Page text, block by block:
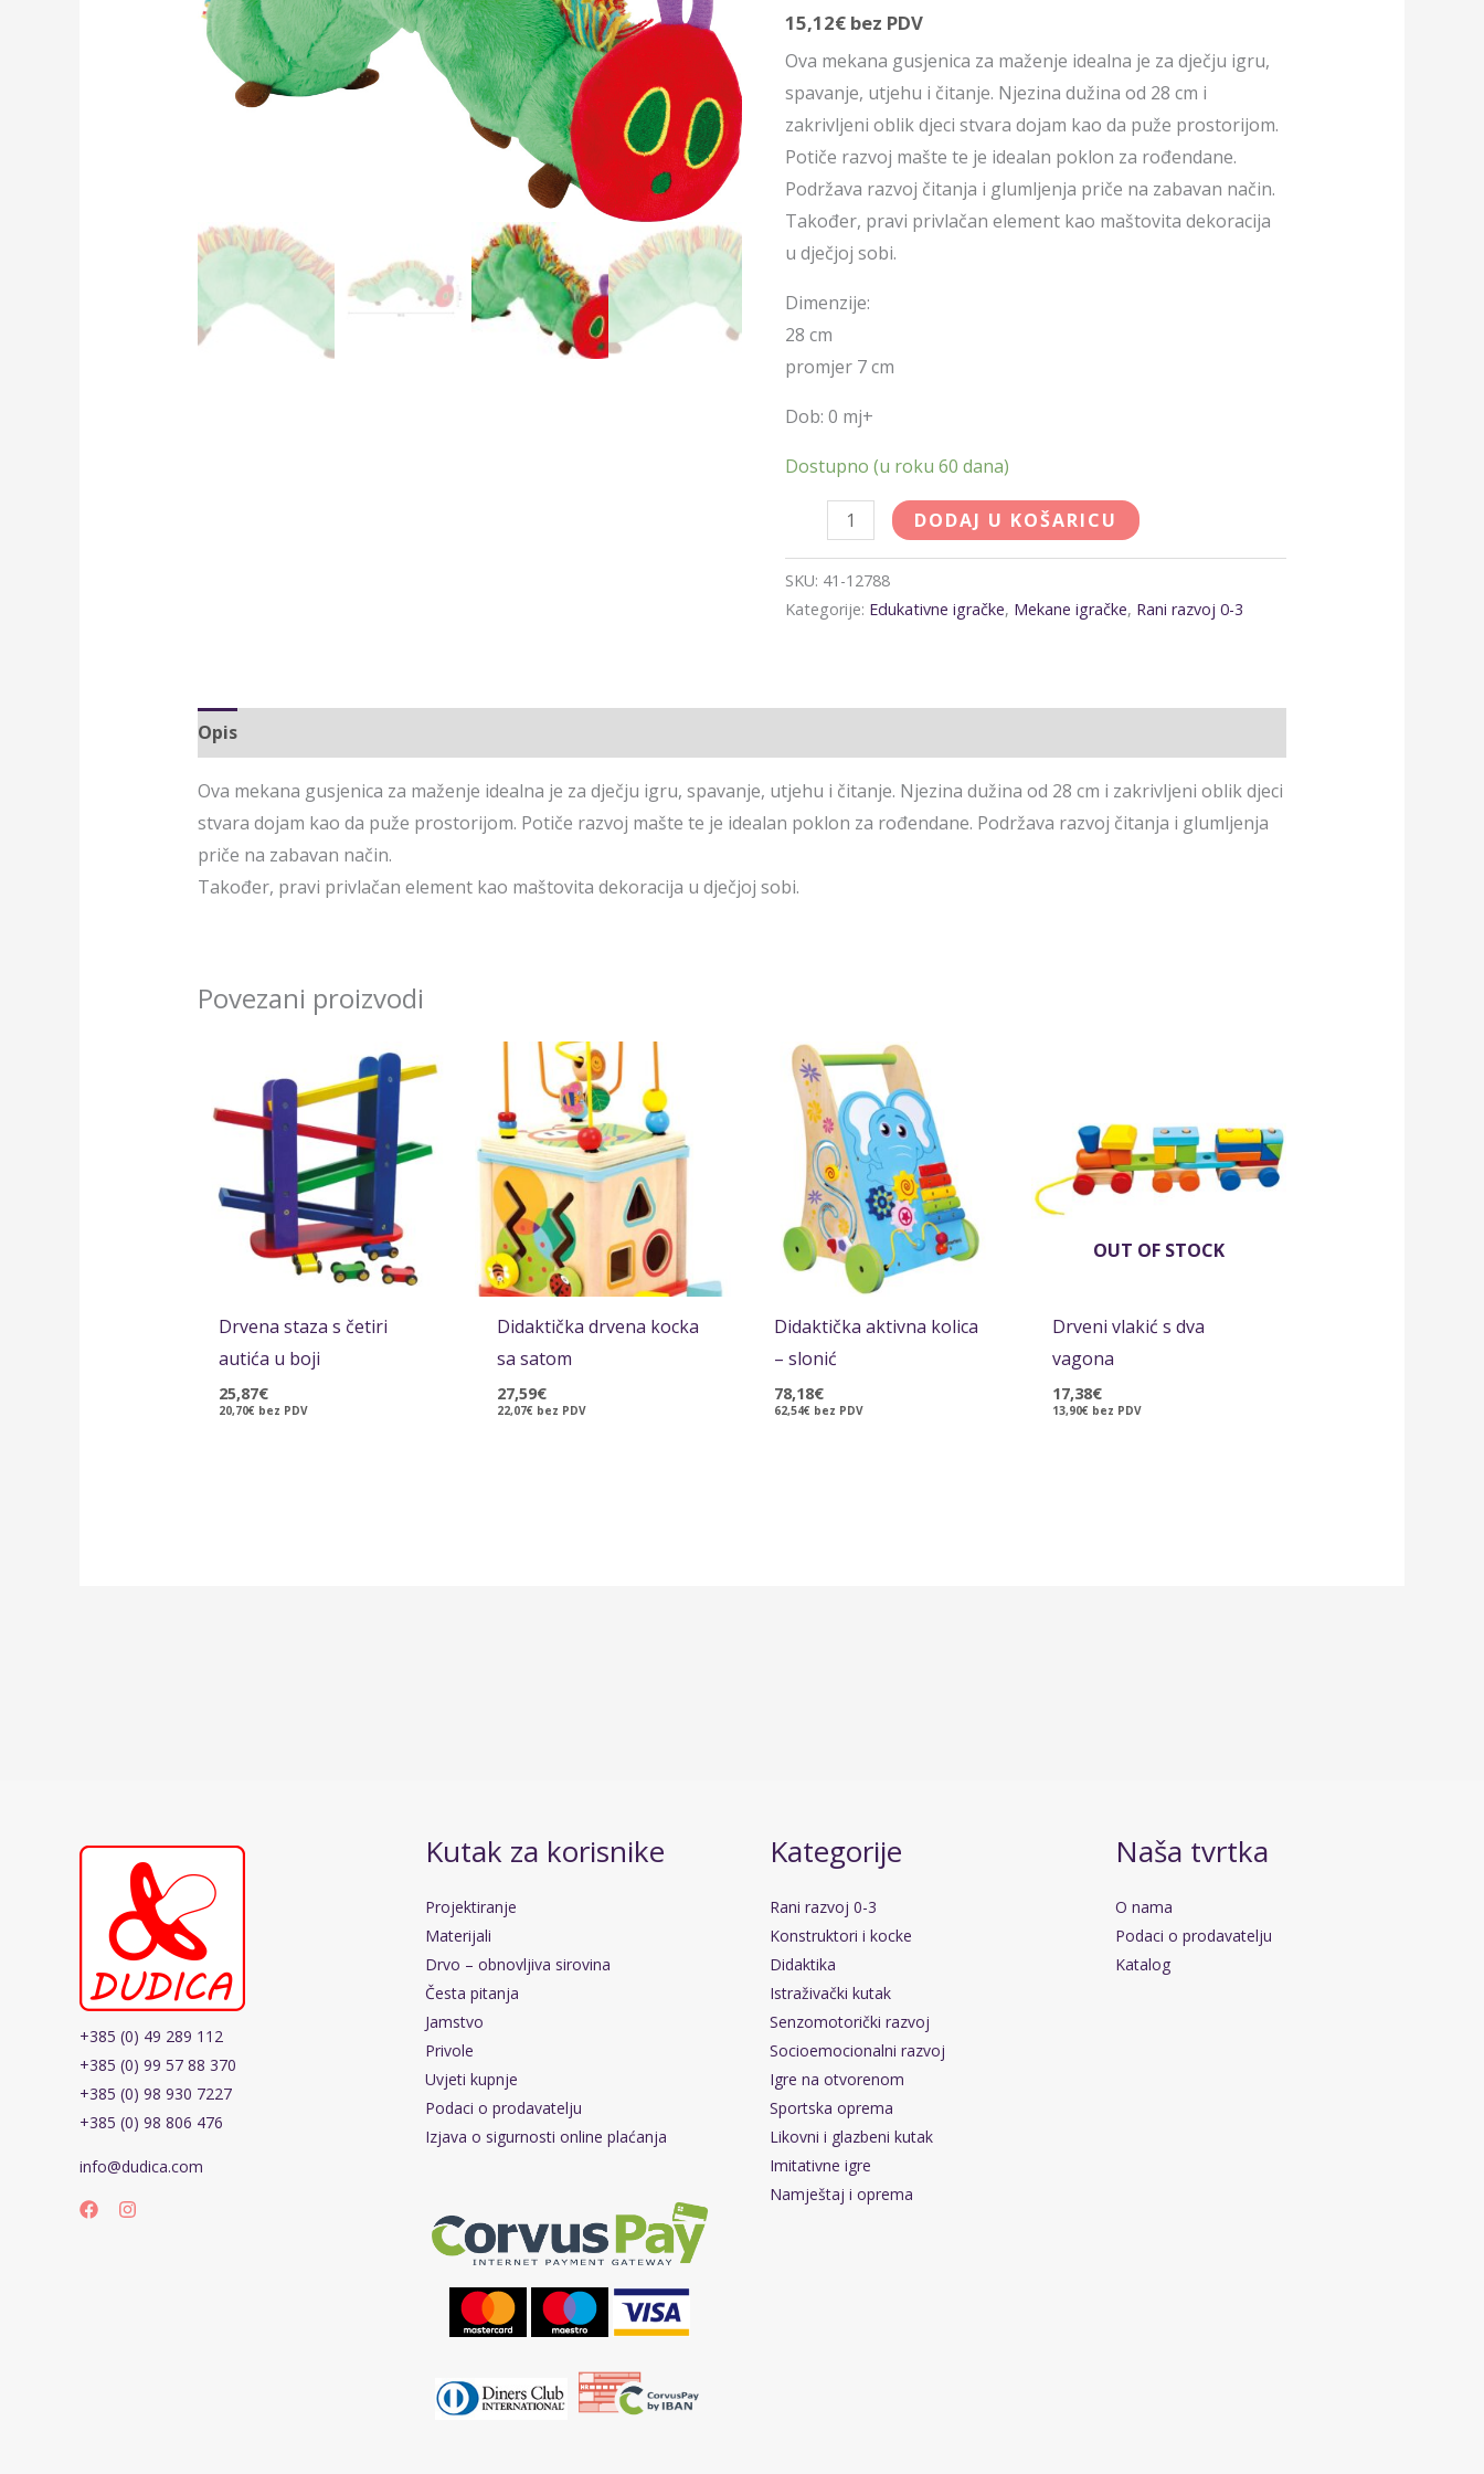
15,12€ bez PDV
Ova mekana gusjenica za maženje idealna je za dječju igru,
spavanje, utjehu i čitanje. Njezina dužina od 28 cm i
zakrivljeni oblik djeci stvara dojam kao da puže prostorijom.
Potiče razvoj mašte te je idealan poklon za rođendane.
Podržava razvoj čitanja i glumljenja priče na zabavan način.
Također, pravi privlačan element kao maštovita dekoracija
u dječjoj sobi.
Dimenzije:
28 cm
promjer 7 cm
Dob: 0 mj+
Dostupno (u roku 60 dana)
DODAJ U KOŠARICU
SKU: 41-12788
Kategorije: Edukativne igračke, Mekane igračke, Rani razvoj 0-3
Opis
Ova mekana gusjenica za maženje idealna je za dječju igru, spavanje, utjehu i čitanje. Njezina dužina od 28 cm i zakrivljeni oblik djeci
stvara dojam kao da puže prostorijom. Potiče razvoj mašte te je idealan poklon za rođendane. Podržava razvoj čitanja i glumljenja
priče na zabavan način.
Također, pravi privlačan element kao maštovita dekoracija u dječjoj sobi.
Povezani proizvodi
Drvena staza s četiri
autića u boji
25,87€
20,70€ bez PDV
Didaktička drvena kocka
sa satom
27,59€
22,07€ bez PDV
Didaktička aktivna kolica
– slonić
78,18€
62,54€ bez PDV
OUT OF STOCK
Drveni vlakić s dva
vagona
17,38€
13,90€ bez PDV
+385 (0) 49 289 112
+385 (0) 99 57 88 370
+385 (0) 98 930 7227
+385 (0) 98 806 476
info@dudica.com
Kutak za korisnike
Projektiranje
Materijali
Drvo – obnovljiva sirovina
Česta pitanja
Jamstvo
Privole
Uvjeti kupnje
Podaci o prodavatelju
Izjava o sigurnosti online plaćanja
Kategorije
Rani razvoj 0-3
Konstruktori i kocke
Didaktika
Istraživački kutak
Senzomotorički razvoj
Socioemocionalni razvoj
Igre na otvorenom
Sportska oprema
Likovni i glazbeni kutak
Imitativne igre
Namještaj i oprema
Naša tvrtka
O nama
Podaci o prodavatelju
Katalog